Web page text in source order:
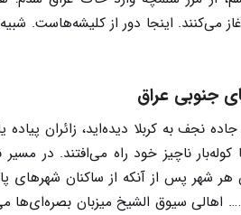
می‌کنند. اینجا دور از کلیشه‌هاست.
جنوبی عراق
جاده نجف به کربلا دیده‌اید، زائران
ناچیز خود راه می‌افتند. در
هر شهر پس از آنکه از ساکنان
اهالی سیوق الشیخ میزبان بصره‌ای‌ها